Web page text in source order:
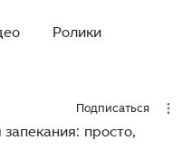
минимальным
и сахара. Кето хлеб
наслаждаться
и соблюдая
Ролики
Подписаться
просто,